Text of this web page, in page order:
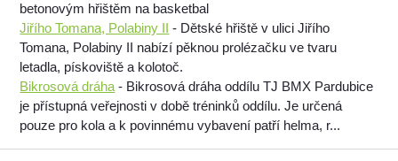
betonovým hřištěm na basketbal
Jiřího Tomana, Polabiny II - Dětské hřiště v ulici Jiřího
Tomana, Polabiny II nabízí pěknou prolézačku ve tvaru
letadla, pískoviště a kolotoč.
Bikrosová dráha - Bikrosová dráha oddílu TJ BMX Pardubice
je přístupná veřejnosti v době tréninků oddílu. Je určená
pouze pro kola a k povinnému vybavení patří helma, r...